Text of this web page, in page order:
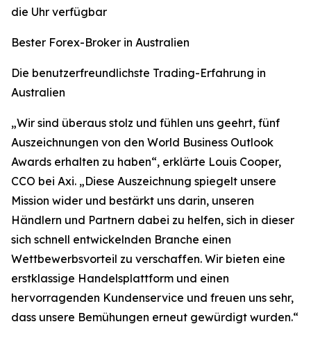
die Uhr verfügbar
Bester Forex-Broker in Australien
Die benutzerfreundlichste Trading-Erfahrung in
Australien
„Wir sind überaus stolz und fühlen uns geehrt, fünf
Auszeichnungen von den World Business Outlook
Awards erhalten zu haben“, erklärte Louis Cooper,
CCO bei Axi. „Diese Auszeichnung spiegelt unsere
Mission wider und bestärkt uns darin, unseren
Händlern und Partnern dabei zu helfen, sich in dieser
sich schnell entwickelnden Branche einen
Wettbewerbsvorteil zu verschaffen. Wir bieten eine
erstklassige Handelsplattform und einen
hervorragenden Kundenservice und freuen uns sehr,
dass unsere Bemühungen erneut gewürdigt wurden.“